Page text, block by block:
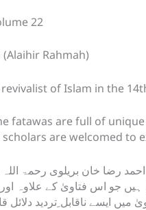
e 22
Rahmah)
of Islam in the
fatawas are full of
are welcomed to
رضا خان بریلوی رحمۃ
ہیں جو اس فتاویٰ کے
میں ایسے ناقابل ِتردید